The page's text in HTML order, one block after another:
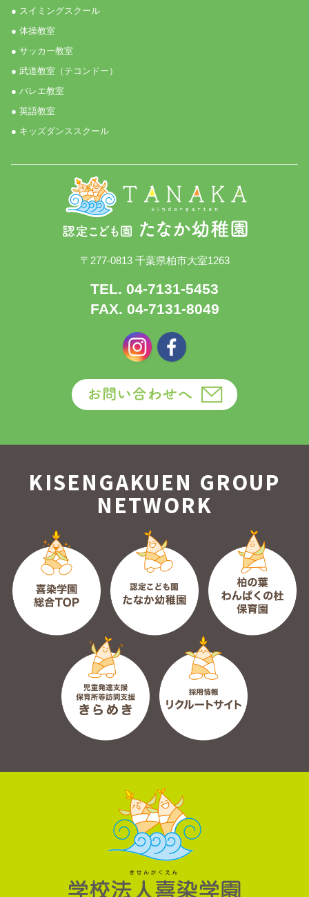
● スイミングスクール
● 体操教室
● サッカー教室
● 武道教室（テコンドー）
● バレエ教室
● 英語教室
● キッズダンススクール
〒277-0813 千葉県柏市大室1263
TEL. 04-7131-5453
FAX. 04-7131-8049
KISENGAKUEN GROUP
NETWORK